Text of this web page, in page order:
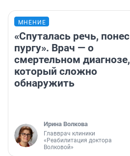
МНЕНИЕ
«Спуталась речь, понес
пургу». Врач — о
смертельном диагнозе,
который сложно
обнаружить
Ирина Волкова
Главврач клиники
«Реабилитация доктора
Волковой»